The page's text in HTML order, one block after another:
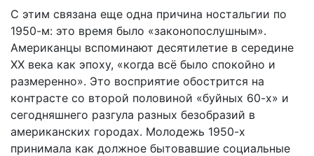
С этим связана еще одна причина ностальгии по
1950-м: это время было «законопослушным».
Американцы вспоминают десятилетие в середине
ХХ века как эпоху, «когда всё было спокойно и
размеренно». Это восприятие обострится на
контрасте со второй половиной «буйных 60-х» и
сегодняшнего разгула разных безобразий в
американских городах. Молодежь 1950-х
принимала как должное бытовавшие социальные